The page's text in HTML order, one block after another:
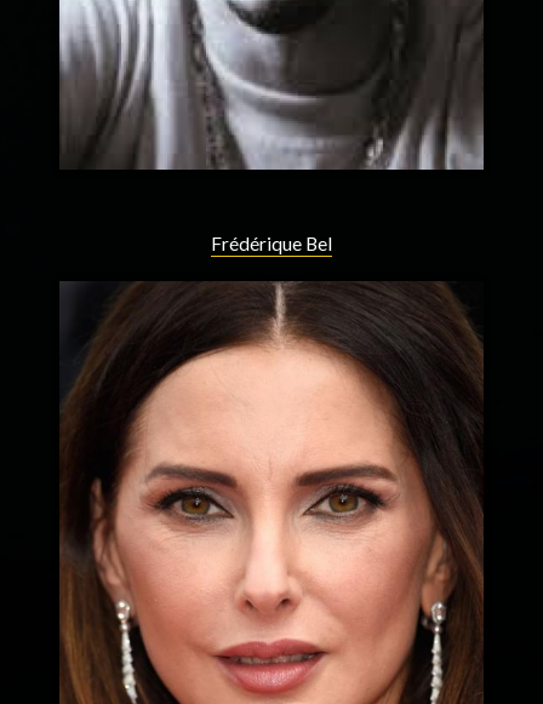
Frédérique Bel